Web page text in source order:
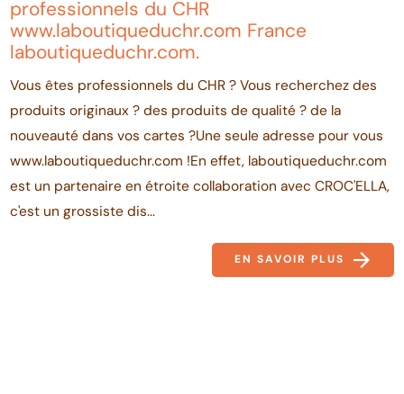
professionnels du CHR
www.laboutiqueduchr.com France
laboutiqueduchr.com.
Vous êtes professionnels du CHR ? Vous recherchez des
produits originaux ? des produits de qualité ? de la
nouveauté dans vos cartes ?Une seule adresse pour vous
www.laboutiqueduchr.com !En effet, laboutiqueduchr.com
est un partenaire en étroite collaboration avec CROC'ELLA,
c'est un grossiste dis...
EN SAVOIR PLUS